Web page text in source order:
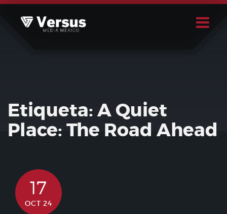
Skip
Etiqueta:A Quiet
Place: The Road Ahead
17
OCT 24